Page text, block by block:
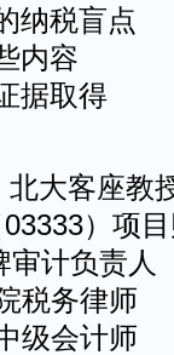
纳税盲点
内容
据取得
大客座教
）项
计负责人
税务律师
级会计师